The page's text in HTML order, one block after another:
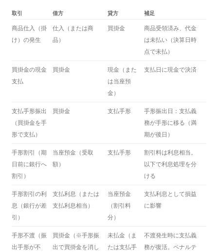
取引 借方 貸方 補足
商品仕入（掛
け）の発生
仕入（または商
品）
買掛金
商品受領済み、代金
は未払い（決算日時
点で未払）
買掛金の現金
支払
買掛金
現金（また
は当座預
金）
支払日に現金で決済
支払手形振出
（買掛金を手
形で支払）
買掛金 支払手形
手形振出日：支払義
務が手形に移る（満
期が後日）
手形割引（期
日前に銀行へ
割引）
当座預金（受取
額）
支払手形
割引料は利息相当。
以下で利息処理を分
ける
手形割引の利
息（銀行が差
引）
支払利息（または
支払利息相当）
当座預金
（割引料
分）
支払利息として損益
に影響
手形不渡（振
出手形が不
買掛金（※手形振
出で買掛金を消し
未払金（ま
たは支払手
不渡発生時に支払義
務が復活。ペナルテ